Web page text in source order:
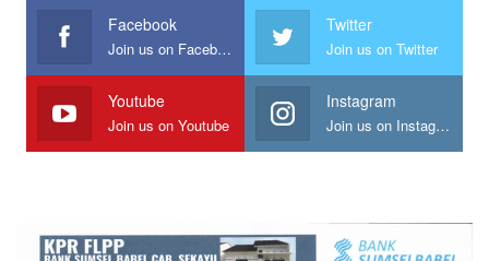
Facebook
Join us on Facebook
Twitter
Join us on Twitter
Youtube
Join us on Youtube
Instagram
Join us on Instagram